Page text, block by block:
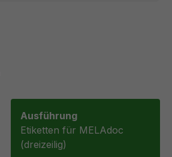
Ausführung
Etiketten für MELAdoc
(dreizeilig)